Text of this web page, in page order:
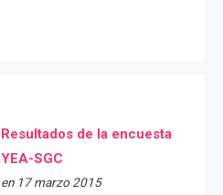
Resultados de la encuesta
YEA-SGC
en 17 marzo 2015